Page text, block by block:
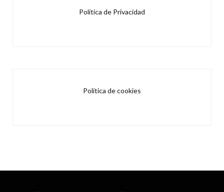
Política de Privacidad
Política de cookies